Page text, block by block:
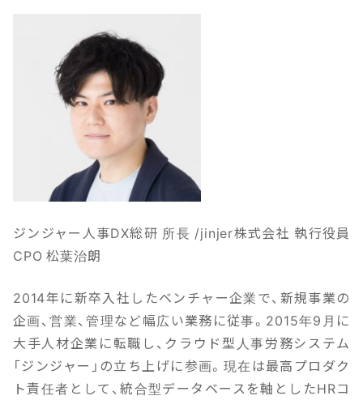
ジンジャー人事DX総研 所長 /jinjer株式会社 執行役員
CPO 松葉治朗
2014年に新卒入社したベンチャー企業で、新規事業の
企画、営業、管理など幅広い業務に従事。2015年9月に
大手人材企業に転職し、クラウド型人事労務システム
「ジンジャー」の立ち上げに参画。現在は最高プロダク
ト責任者として、統合型データベースを軸としたHRコ